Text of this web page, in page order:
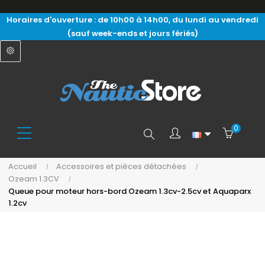
Horaires d'ouverture : de 10h00 à 14h00, du lundi au vendredi
(sauf week-ends et jours fériés)
Search 0
Accueil
Accessoires et pièces détachées
Ozeam 1.3CV
Queue pour moteur hors-bord Ozeam 1.3cv-2.5cv et Aquaparx
1.2cv